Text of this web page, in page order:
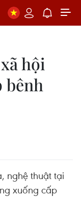
hội
bênh
nghệ thuật tại
xuống cấp